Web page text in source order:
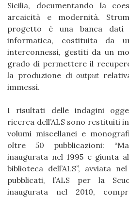
Sicilia, documentando la
arcaicità e modernità.
progetto è una banca dati
informatica, costituita da
interconnessi, gestiti da un
grado di permettere il
la produzione dioutput
immessi.
I risultati delle indagini
ricerca dell’ALS sono restituiti
volumi miscellanei e
oltre 50 pubblicazioni:
inaugurata nel 1995 e giunta
biblioteca dell’ALS”, avviata
pubblicati, l’ALS per la
inaugurata nel 2010,